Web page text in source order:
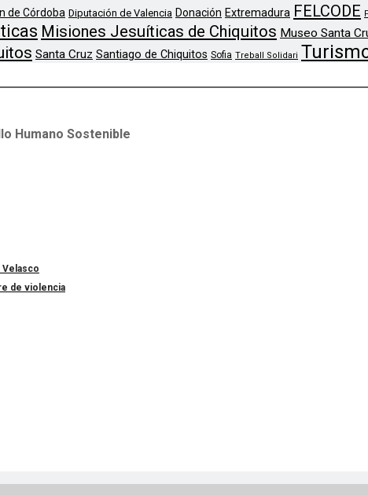
de Córdoba Diputación de Valencia Donación Extremadura FELCODE
Misiones Jesuíticas de Chiquitos Museo Santa
Santa Cruz Santiago de Chiquitos Sofia Treball Solidari
Humano Sostenible
Velasco
de violencia